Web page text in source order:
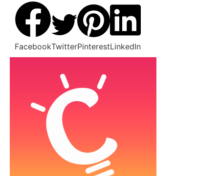
FacebookTwitterPinterestLinkedIn